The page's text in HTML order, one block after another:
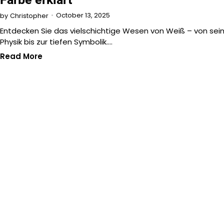
by Christopher October 13, 2025
Entdecken Sie das vielschichtige Wesen von Weiß – von
Physik bis zur tiefen Symbolik.…
Read More